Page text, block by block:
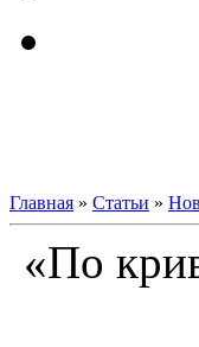
Главная » Статьи »
«По